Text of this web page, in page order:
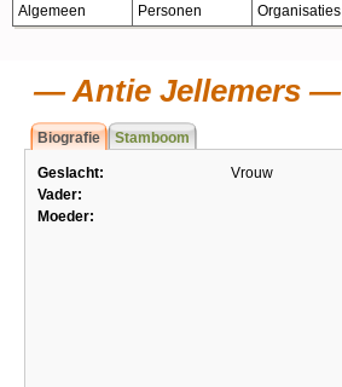
Algemeen Personen Organisaties
Antie Jellemers
Biografie Stamboom
Geslacht:
Vrouw
Vader:
Moeder: